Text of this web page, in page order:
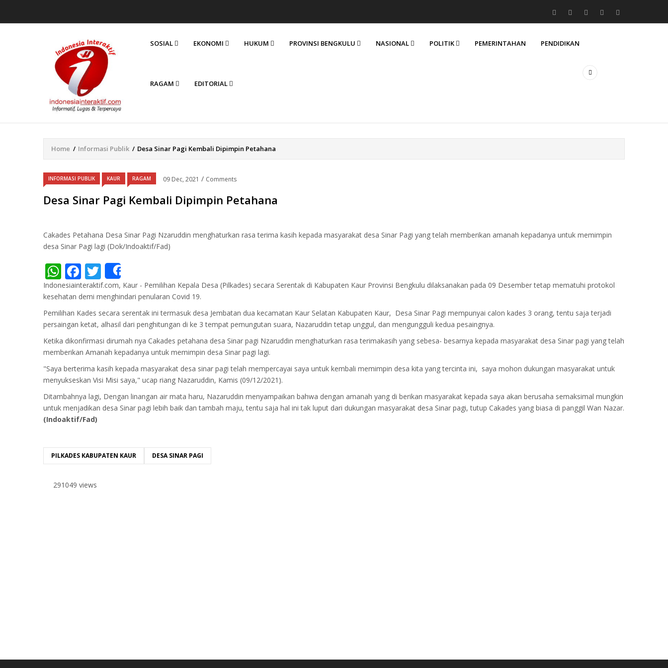
MAIN
SOSIAL EKONOMI HUKUM PROVINSI BENGKULU NASIONAL POLITIK PEMERINTAHAN PENDIDIKAN
RAGAM EDITORIAL
Breadcrumb
Home / Informasi Publik / Desa Sinar Pagi Kembali Dipimpin Petahana
INFORMASI PUBLIK KAUR RAGAM 09 Dec, 2021 / Comments
Desa Sinar Pagi Kembali Dipimpin Petahana
Cakades Petahana Desa Sinar Pagi Nzaruddin menghaturkan rasa terima kasih kepada masyarakat desa Sinar Pagi yang telah memberikan amanah kepadanya untuk memimpin
desa Sinar Pagi lagi (Dok/Indoaktif/Fad)
WhatsApp
Facebook
Twitter
Indonesiainteraktif.com, Kaur - Pemilihan Kepala Desa (Pilkades) secara Serentak di Kabupaten Kaur Provinsi Bengkulu dilaksanakan pada 09 Desember tetap mematuhi protokol
kesehatan demi menghindari penularan Covid 19.
Pemilihan Kades secara serentak ini termasuk desa Jembatan dua kecamatan Kaur Selatan Kabupaten Kaur, Desa Sinar Pagi mempunyai calon kades 3 orang, tentu saja terjadi
persaingan ketat, alhasil dari penghitungan di ke 3 tempat pemungutan suara, Nazaruddin tetap unggul, dan mengungguli kedua pesaingnya.
Ketika dikonfirmasi dirumah nya Cakades petahana desa Sinar pagi Nzaruddin menghaturkan rasa terimakasih yang sebesa- besarnya kepada masyarakat desa Sinar pagi yang telah
memberikan Amanah kepadanya untuk memimpin desa Sinar pagi lagi.
"Saya berterima kasih kepada masyarakat desa sinar pagi telah mempercayai saya untuk kembali memimpin desa kita yang tercinta ini, saya mohon dukungan masyarakat untuk
menyukseskan Visi Misi saya," ucap riang Nazaruddin, Kamis (09/12/2021).
Ditambahnya lagi, Dengan linangan air mata haru, Nazaruddin menyampaikan bahwa dengan amanah yang di berikan masyarakat kepada saya akan berusaha semaksimal mungkin
untuk menjadikan desa Sinar pagi lebih baik dan tambah maju, tentu saja hal ini tak luput dari dukungan masyarakat desa Sinar pagi, tutup Cakades yang biasa di panggil Wan Nazar.
(Indoaktif/Fad)
PILKADES KABUPATEN KAUR DESA SINAR PAGI
291049 views